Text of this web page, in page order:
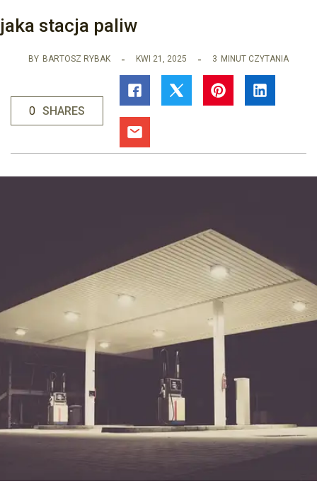
jaka stacja paliw
BY BARTOSZ RYBAK KWI 21, 2025 3 MINUT CZYTANIA
0 SHARES